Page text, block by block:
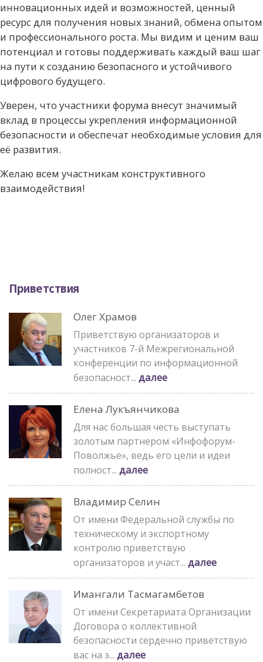
инновационных идей и возможностей, ценный
ресурс для получения новых знаний, обмена опытом
и профессионального роста. Мы видим и ценим ваш
потенциал и готовы поддерживать каждый ваш шаг
на пути к созданию безопасного и устойчивого
цифрового будущего.
Уверен, что участники форума внесут значимый
вклад в процессы укрепления информационной
безопасности и обеспечат необходимые условия для
её развития.
Желаю всем участникам конструктивного
взаимодействия!
Приветствия
Олег Храмов
Приветствую организаторов и
участников 7-й Межрегиональной
конференции по информационной
безопасност... далее
Елена Лукъянчикова
Для нас большая честь выступать
золотым партнером «Инфофорум-
Поволжье», ведь его цели и идеи
полност... далее
Владимир Селин
От имени Федеральной службы по
техническому и экспортному
контролю приветствую
организаторов и участ... далее
Имангали Тасмагамбетов
От имени Секретариата Организации
Договора о коллективной
безопасности сердечно приветствую
вас на э... далее